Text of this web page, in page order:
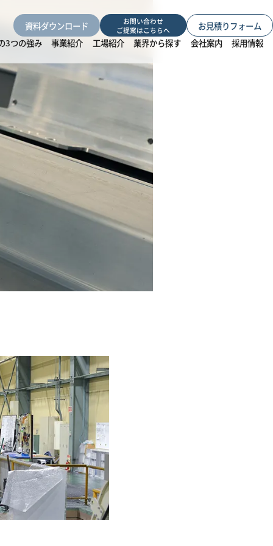
資料ダウンロード
お問い合わせ
ご提案はこちらへ
お見積りフォーム
3つの強み
事業紹介 工場紹介 業界から探す 会社案内 採用情報